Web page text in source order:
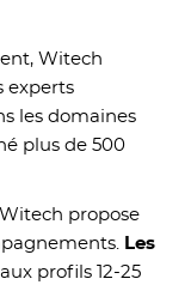
Witech
experts
les domaines
plus de 500
propose
Les
profils 12-25